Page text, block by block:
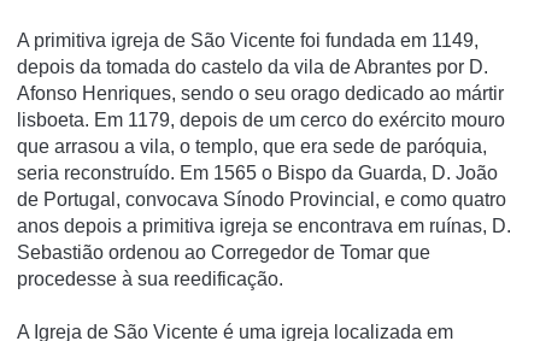
A primitiva igreja de São Vicente foi fundada em 1149,
depois da tomada do castelo da vila de Abrantes por D.
Afonso Henriques, sendo o seu orago dedicado ao mártir
lisboeta. Em 1179, depois de um cerco do exército mouro
que arrasou a vila, o templo, que era sede de paróquia,
seria reconstruído. Em 1565 o Bispo da Guarda, D. João
de Portugal, convocava Sínodo Provincial, e como quatro
anos depois a primitiva igreja se encontrava em ruínas, D.
Sebastião ordenou ao Corregedor de Tomar que
procedesse à sua reedificação.
A Igreja de São Vicente é uma igreja localizada em